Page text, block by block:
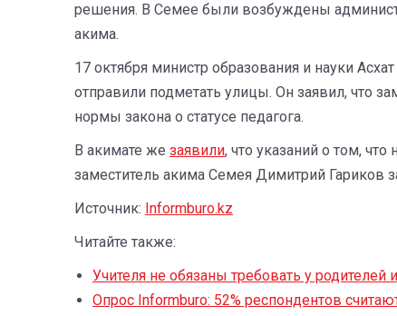
решения. В Семее были возбуждены
акима.
17 октября министр образования и науки
отправили подметать улицы. Он заявил, что
нормы закона о статусе педагога.
В акимате же заявили, что указаний о том,
заместитель акима Семея Димитрий Гариков
Источник: Informburo.kz
Читайте также:
Учителя не обязаны требовать у
Опрос Informburo: 52% респондентов